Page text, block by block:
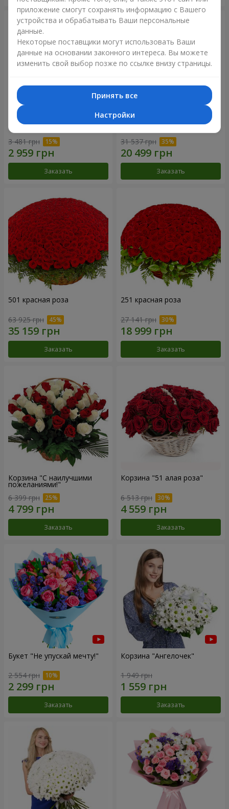
Корзина альстромерий
"Акварель"
3 481 грн
Заказать
301 красная роза
31 537 грн
Заказать
501 красная роза
63 925 грн
Заказать
251 красная роза
27 141 грн
Заказать
Корзина "С наилучшими
пожеланиями!"
6 399 грн
Заказать
Корзина "51 алая роза"
6 513 грн
Заказать
Букет "Не упускай мечту!"
2 554 грн
Заказать
Корзина "Ангелочек"
1 949 грн
Заказать
приложение смогут сохранять информацию с Вашего
устройства и обрабатывать Ваши персональные
данные.
Некоторые поставщики могут использовать Ваши
данные на основании законного интереса. Вы можете
изменить свой выбор позже по ссылке внизу страницы.
Принять все
Настройки